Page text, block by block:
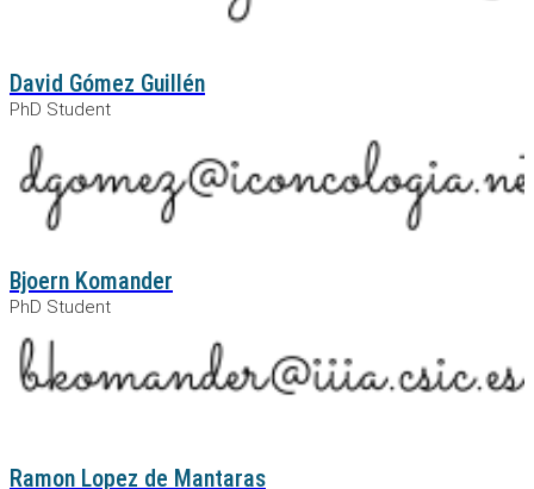
David Gómez Guillén
PhD Student
Bjoern Komander
PhD Student
Ramon Lopez de Mantaras